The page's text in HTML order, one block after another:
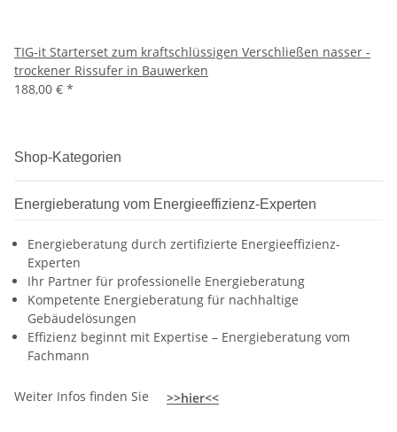
TIG-it Starterset zum kraftschlüssigen Verschließen nasser -
trockener Rissufer in Bauwerken
188,00 € *
Shop-Kategorien
Energieberatung vom Energieeffizienz-Experten
Energieberatung durch zertifizierte Energieeffizienz-
Experten
Ihr Partner für professionelle Energieberatung
Kompetente Energieberatung für nachhaltige
Gebäudelösungen
Effizienz beginnt mit Expertise – Energieberatung vom
Fachmann
Weiter Infos finden Sie >>hier<<